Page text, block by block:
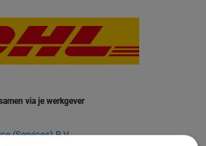
via je werkgever
(Services) B.V.